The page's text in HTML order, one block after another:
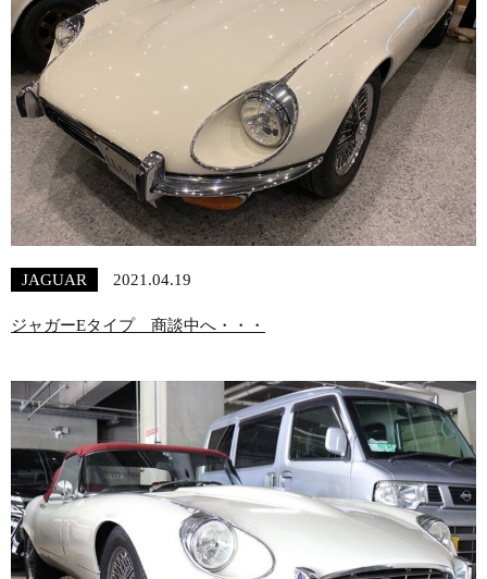
JAGUAR 2021.04.19
ジャガーEタイプ 商談中へ・・・